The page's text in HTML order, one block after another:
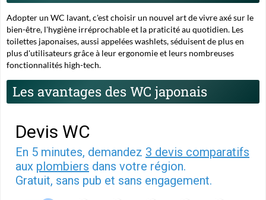
Adopter un WC lavant, c'est choisir un nouvel art de vivre axé sur le
bien-être, l'hygiène irréprochable et la praticité au quotidien. Les
toilettes japonaises, aussi appeléeswashlets, séduisent de plus en
plus d'utilisateurs grâce à leur ergonomie et leurs nombreuses
fonctionnalités high-tech.
Les avantages des WC japonais
Devis WC
En 5 minutes, demandez 3 devis comparatifs
aux plombiers dans votre région.
Gratuit, sans pub et sans engagement.